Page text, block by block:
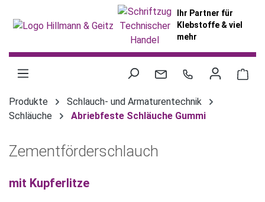
Ihr Partner für
Klebstoffe & viel
mehr
Produkte
Schlauch- und Armaturentechnik
Schläuche
Abriebfeste Schläuche Gummi
Zementförderschlauch
mit Kupferlitze